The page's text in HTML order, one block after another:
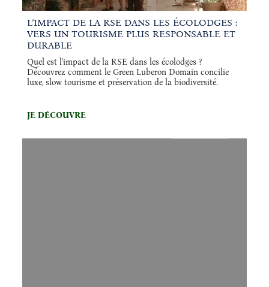
L’IMPACT DE LA RSE DANS LES ÉCOLODGES :
VERS UN TOURISME PLUS RESPONSABLE ET
DURABLE
Quel est l'impact de la RSE dans les écolodges ?
Découvrez comment le Green Luberon Domain concilie
luxe, slow tourisme et préservation de la biodiversité.
JE DÉCOUVRE